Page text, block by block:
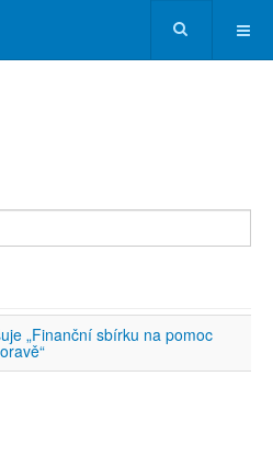
„Finanční sbírku na pomoc